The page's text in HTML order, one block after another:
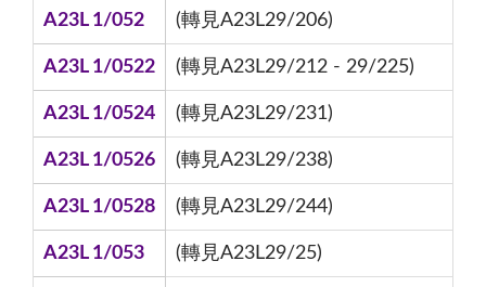
A23L 1/052 (轉見A23L29/206)
A23L 1/0522 (轉見A23L29/212 - 29/225)
A23L 1/0524 (轉見A23L29/231)
A23L 1/0526 (轉見A23L29/238)
A23L 1/0528 (轉見A23L29/244)
A23L 1/053 (轉見A23L29/25)